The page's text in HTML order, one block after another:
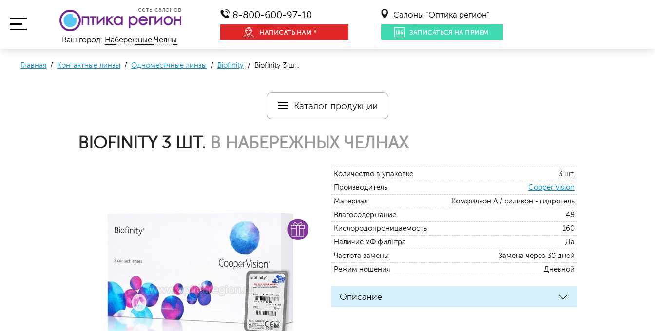
сеть салонов 8-800-600-97-10
НАПИСАТЬ НАМ *
Салоны "Оптика регион"
ЗАПИСАТЬСЯ НА ПРИЕМ
Ваш город: Набережные Челны
Главная / Контактные линзы / Одномесячные линзы / Biofinity / Biofinity 3 шт.
Каталог продукции
BIOFINITY 3 ШТ. В НАБЕРЕЖНЫХ ЧЕЛНАХ
Количество в упаковке
3 шт.
Производитель
Cooper Vision
Материал
Комфилкон А / силикон - гидрогель
Влагосодержание
48
Кислородопроницаемость
160
Наличие УФ фильтра
Да
Частота замены
Замена через 30 дней
Режим ношения
Дневной
Описание